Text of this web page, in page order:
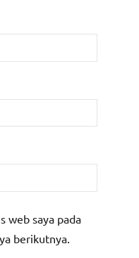
web saya pada
berikutnya.